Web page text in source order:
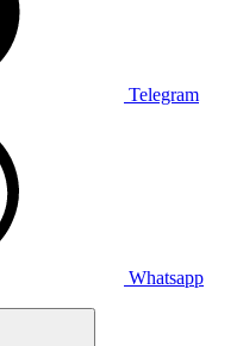
Telegram
Whatsapp